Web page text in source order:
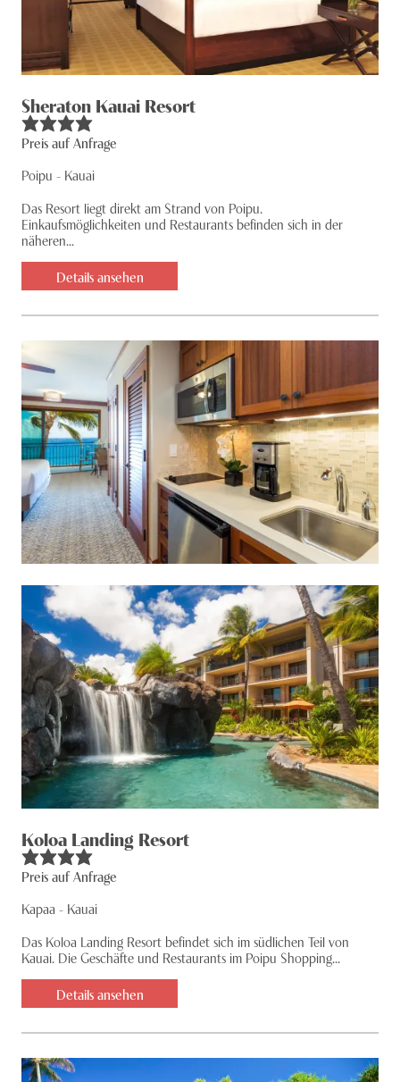
Sheraton Kauai Resort
Preis auf Anfrage
Poipu - Kauai
Das Resort liegt direkt am Strand von Poipu.
Einkaufsmöglichkeiten und Restaurants befinden sich in der
näheren...
Details ansehen
Koloa Landing Resort
Preis auf Anfrage
Kapaa - Kauai
Das Koloa Landing Resort befindet sich im südlichen Teil von
Kauai. Die Geschäfte und Restaurants im Poipu Shopping...
Details ansehen